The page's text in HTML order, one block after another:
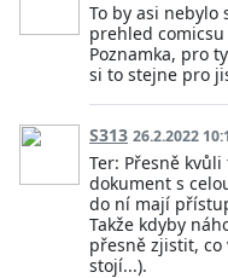
To by asi nebylo
prehled
Poznamka, pro
si to stejne pro
S313 26.2.2022
Ter: Přesně
dokument s
do ní mají
Takže kdyby
přesně zjistit, co
stojí...).